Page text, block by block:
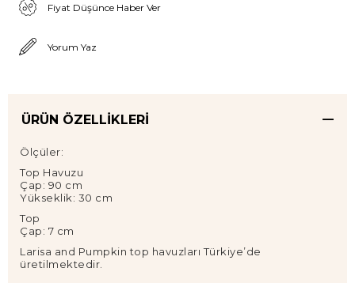
Fiyat Düşünce Haber Ver
Yorum Yaz
ÜRÜN ÖZELLIKLERI
Ölçüler:
Top Havuzu
Çap: 90 cm
Yükseklik: 30 cm
Top
Çap: 7 cm
Larisa and Pumpkin top havuzları Türkiye’de
üretilmektedir.